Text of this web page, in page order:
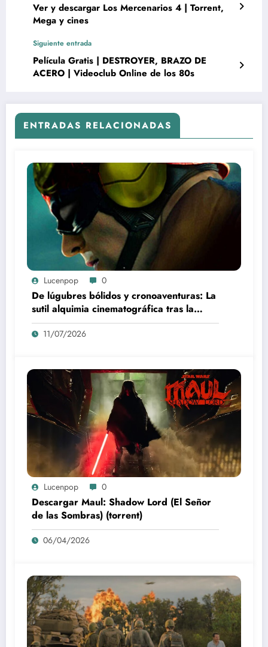
Ver y descargar Los Mercenarios 4 | Torrent,
Mega y cines
Siguiente entrada
Película Gratis | DESTROYER, BRAZO DE
ACERO | Videoclub Online de los 80s
ENTRADAS RELACIONADAS
Lucenpop 0
De lúgubres bólidos y cronoaventuras: La
sutil alquimia cinematográfica tras la
creación de F-Zero
11/07/2026
Lucenpop 0
Descargar Maul: Shadow Lord (El Señor
de las Sombras) (torrent)
06/04/2026